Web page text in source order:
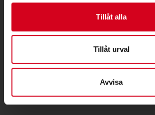
Tillåt alla
Tillåt urval
Avvisa
08 - 720 29 40
Samma som besöksadress